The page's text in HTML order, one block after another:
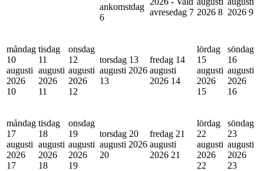
ankomstdag
6
avresedag 7 2026 8 2026 9
måndag
10
augusti
2026
10
tisdag
11
augusti
2026
11
onsdag
12
augusti
2026
12
torsdag 13
augusti 2026
13
fredag 14
augusti
2026 14
lördag
15
augusti
2026
15
söndag
16
augusti
2026
16
måndag
17
augusti
2026
17
tisdag
18
augusti
2026
18
onsdag
19
augusti
2026
19
torsdag 20
augusti 2026
20
fredag 21
augusti
2026 21
lördag
22
augusti
2026
22
söndag
23
augusti
2026
23